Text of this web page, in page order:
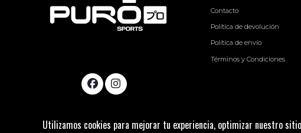
Contacto
Política de devolución
Política de envío
Términos y Condiciones
Utilizamos cookies para mejorar tu experiencia, optimizar nuestro